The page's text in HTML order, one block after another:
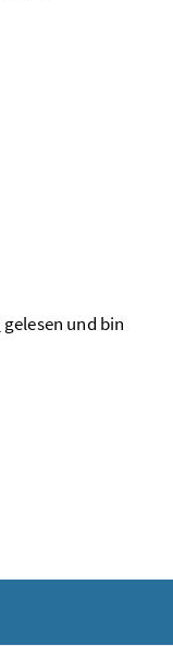
gelesen und bin